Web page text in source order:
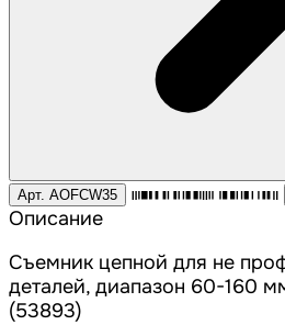
Арт. AOFCW35
Описание
Съемник цепной для не
деталей, диапазон 60-160
(53893)